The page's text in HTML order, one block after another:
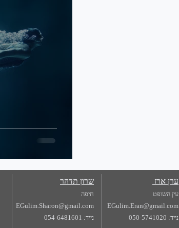
שרון תדהר
חיפה
EGulim.Sharon@gmail.com
נייד: 054-6481601
ערן ארז
עין השופט
EGulim.Eran@gmail.com
נייד: 050-5741020